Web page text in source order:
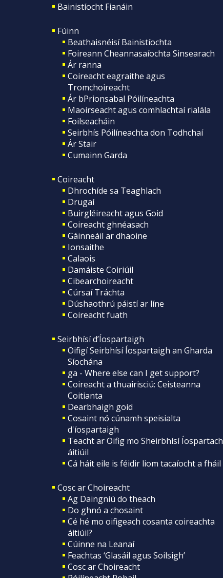
Bainistíocht Fianáin
Fúinn
Beathaisnéisí Bainistíochta
Foireann Cheannasaíochta Sinsearach
Ár ranna
Coireacht eagraithe agus
Tromchoireacht
Ár bPrionsabal Póilíneachta
Maoirseacht agus comhlachtaí rialála
Foilseacháin
Seirbhís Póilíneachta don Todhchaí
Ár Stair
Cumainn Garda
Coireacht
Dhrochíde sa Teaghlach
Drugaí
Buirgléireacht agus Goid
Coireacht ghnéasach
Gáinneáil ar dhaoine
Ionsaithe
Calaois
Damáiste Coiriúil
Cibearchoireacht
Cúrsaí Tráchta
Dúshaothrú páistí ar líne
Coireacht fuath
Seirbhísí d’Íospartaigh
Oifigí Seirbhísí Íospartaigh an Gharda
Síochána
ga - Where else can I get support?
Coireacht a thuairisciú: Ceisteanna
Coitianta
Dearbhaigh goid
Cosaint nó cúnamh speisialta
d'íospartaigh
Teacht ar Oifig mo Sheirbhísí Íospartach
áitiúil
Cá háit eile is féidir liom tacaíocht a fháil
Cosc ar Choireacht
Ag Daingniú do theach
Do ghnó a chosaint
Cé hé mo oifigeach cosanta coireachta
áitiúil?
Cúinne na Leanaí
Feachtas ‘Glasáil agus Soilsigh’
Cosc ar Choireacht